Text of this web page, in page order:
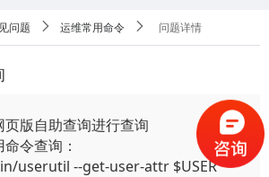
问题 运维常用命令 问题详情
版自助查询进行查询
令查询：
userutil --get-user-attr $USER